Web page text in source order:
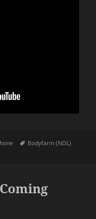
Mots-
Bodyfarm (NDL)